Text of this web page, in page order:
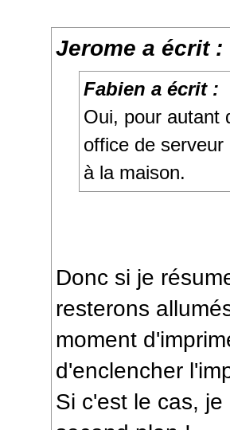
Jerome a écrit :
Fabien a écrit :
Oui, pour autant
office de
à la maison.
Donc si je
resterons
moment
d'enclencher
Si c'est le cas,